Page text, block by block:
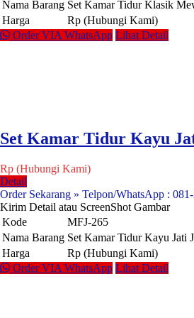
Nama Barang Set Kamar Tidur Klasik
Harga
Rp (Hubungi Kami)
Order VIA WhatsApp Lihat Detail
Set Kamar Tidur Kayu
Rp (Hubungi Kami)
Detail
Order Sekarang » Telpon/WhatsApp :
Kirim Detail atau ScreenShot Gambar
Kode
MFJ-265
Nama Barang Set Kamar Tidur Kayu Jati
Harga
Rp (Hubungi Kami)
Order VIA WhatsApp Lihat Detail